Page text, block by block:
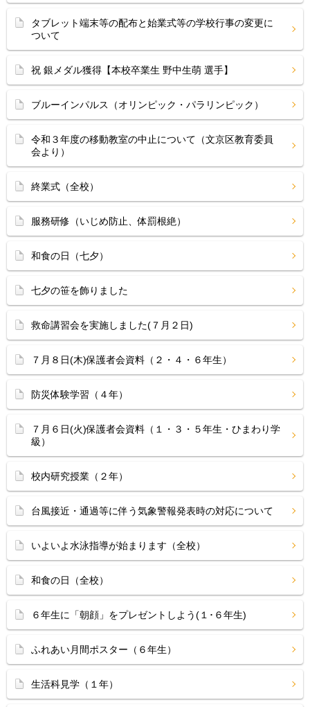
タブレット端末等の配布と始業式等の学校行事の変更に
ついて
祝 銀メダル獲得【本校卒業生 野中生萌 選手】
ブルーインパルス（オリンピック・パラリンピック）
令和３年度の移動教室の中止について（文京区教育委員
会より）
終業式（全校）
服務研修（いじめ防止、体罰根絶）
和食の日（七夕）
七夕の笹を飾りました
救命講習会を実施しました(７月２日)
７月８日(木)保護者会資料（２・４・６年生）
防災体験学習（４年）
７月６日(火)保護者会資料（１・３・５年生・ひまわり学
級）
校内研究授業（２年）
台風接近・通過等に伴う気象警報発表時の対応について
いよいよ水泳指導が始まります（全校）
和食の日（全校）
６年生に「朝顔」をプレゼントしよう(１･６年生)
ふれあい月間ポスター（６年生）
生活科見学（１年）